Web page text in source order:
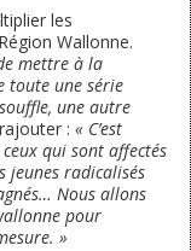
les
Wallonne.
mettre à la
toute une série
une autre
: « C’est
qui sont affectés
jeunes radicalisés
Nous allons
pour
»